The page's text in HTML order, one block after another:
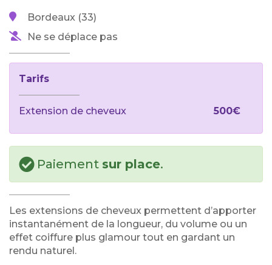
Bordeaux (33)
Ne se déplace pas
Tarifs
Extension de cheveux 500€
Paiement sur place.
Les extensions de cheveux permettent d’apporter
instantanément de la longueur, du volume ou un
effet coiffure plus glamour tout en gardant un
rendu naturel.